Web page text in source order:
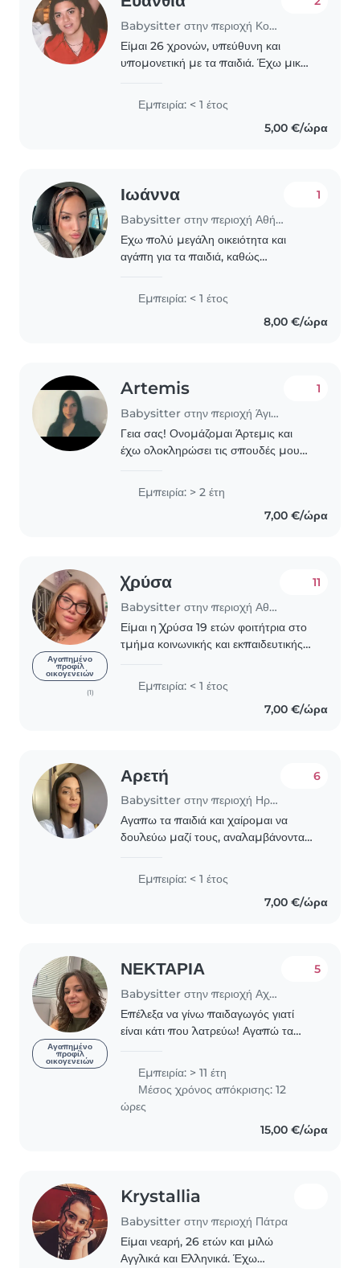
Babysitter στην περιοχή Κορυδαλλός
Είμαι 26 χρονών, υπεύθυνη και
υπομονετική με τα παιδιά. Έχω μικρή
φίλους. Ως άνθρωπος που αγαπώ
Εμπειρία: < 1 έτος
5,00 €/ώρα
Ιωάννα
Babysitter στην περιοχή Αθήνα
1
Εχω πολύ μεγάλη οικειότητα και
αγάπη για τα παιδιά, καθώς
Εμπειρία: < 1 έτος
8,00 €/ώρα
Artemis
Babysitter στην περιοχή Άγιος Στέφανος
1
Γεια σας! Ονομάζομαι Άρτεμις και
έχω ολοκληρώσει τις σπουδές μου
και επαγγελματική εμπειρία σε
παιδικούς σταθμούς, παιδότοπους..
Εμπειρία: > 2 έτη
7,00 €/ώρα
Αγαπημένο
προφίλ
οικογενειών
(1)
Χρύσα
Babysitter στην περιοχή Αθήνα
11
Είμαι η Χρύσα 19 ετών φοιτήτρια στο
τμήμα κοινωνικής και εκπαιδευτικής
ασχοληθώ με τα παιδιά . Εχω
Εμπειρία: < 1 έτος
7,00 €/ώρα
Αρετή
Babysitter στην περιοχή Ηράκλειο
6
Αγαπω τα παιδιά και χαίρομαι να
δουλεύω μαζί τους, αναλαμβάνοντας
παιδαγωγικού τμήματος
προσχολικής εκπαίδευσης και
Εμπειρία: < 1 έτος
7,00 €/ώρα
Αγαπημένο
προφίλ
οικογενειών
ΝΕΚΤΑΡΙΑ
Babysitter στην περιοχή Αχαρνές
5
Επέλεξα να γίνω παιδαγωγός γιατί
είναι κάτι που λατρεύω! Αγαπώ τα
Έχω είκοσι χρόνια εμπειρίας σε
παιδικούς..
Εμπειρία: > 11 έτη
Μέσος χρόνος απόκρισης: 12
ώρες
15,00 €/ώρα
Krystallia
Babysitter στην περιοχή Πάτρα
Είμαι νεαρή, 26 ετών και μιλώ
Αγγλικά και Ελληνικά. Έχω